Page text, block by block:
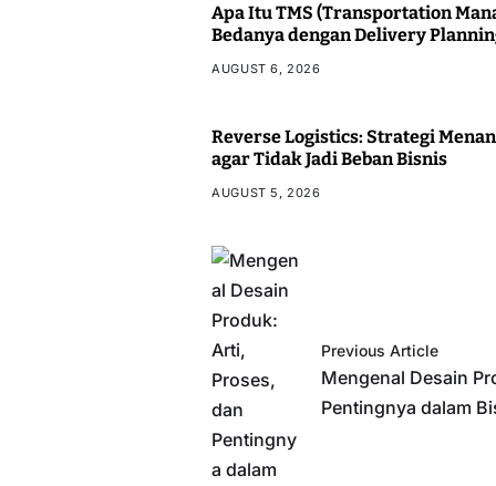
Apa Itu TMS (Transportation
Bedanya dengan Delivery
AUGUST 6, 2026
Reverse Logistics: Strategi
agar Tidak Jadi Beban Bisnis
AUGUST 5, 2026
Previous Article
Mengenal Desain
Pentingnya dalam